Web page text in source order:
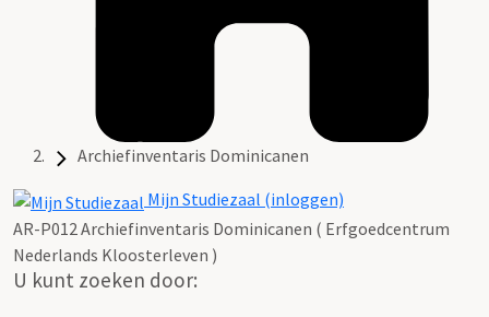
Archiefinventaris Dominicanen
Mijn Studiezaal (inloggen)
AR-P012 Archiefinventaris Dominicanen ( Erfgoedcentrum
Nederlands Kloosterleven )
U kunt zoeken door: